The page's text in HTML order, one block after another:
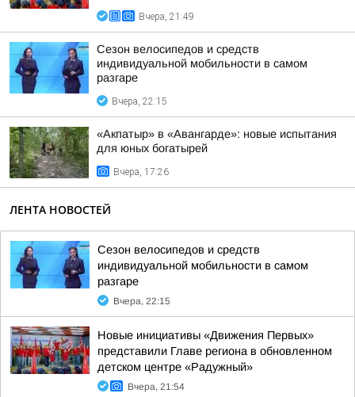
Вчера, 21:49
Сезон велосипедов и средств
индивидуальной мобильности в самом
разгаре
Вчера, 22:15
«Акпатыр» в «Авангарде»: новые испытания
для юных богатырей
Вчера, 17:26
ЛЕНТА НОВОСТЕЙ
Сезон велосипедов и средств
индивидуальной мобильности в самом
разгаре
Вчера, 22:15
Новые инициативы «Движения Первых»
представили Главе региона в обновленном
детском центре «Радужный»
Вчера, 21:54